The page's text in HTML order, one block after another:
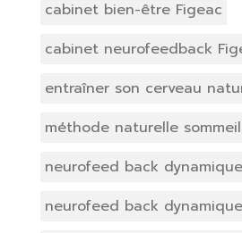
cabinet bien-être Figeac
cabinet neurofeedback
entraîner son cerveau
méthode naturelle
neurofeed back
neurofeed back